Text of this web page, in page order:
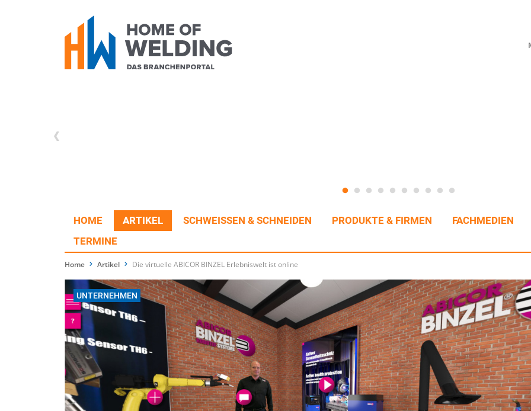
HOME ARTIKEL SCHWEISSEN & SCHNEIDEN PRODUKTE & FIRMEN
FACHMEDIEN
TERMINE
Home Artikel Die virtuelle ABICOR BINZEL Erlebniswelt ist online
UNTERNEHMEN